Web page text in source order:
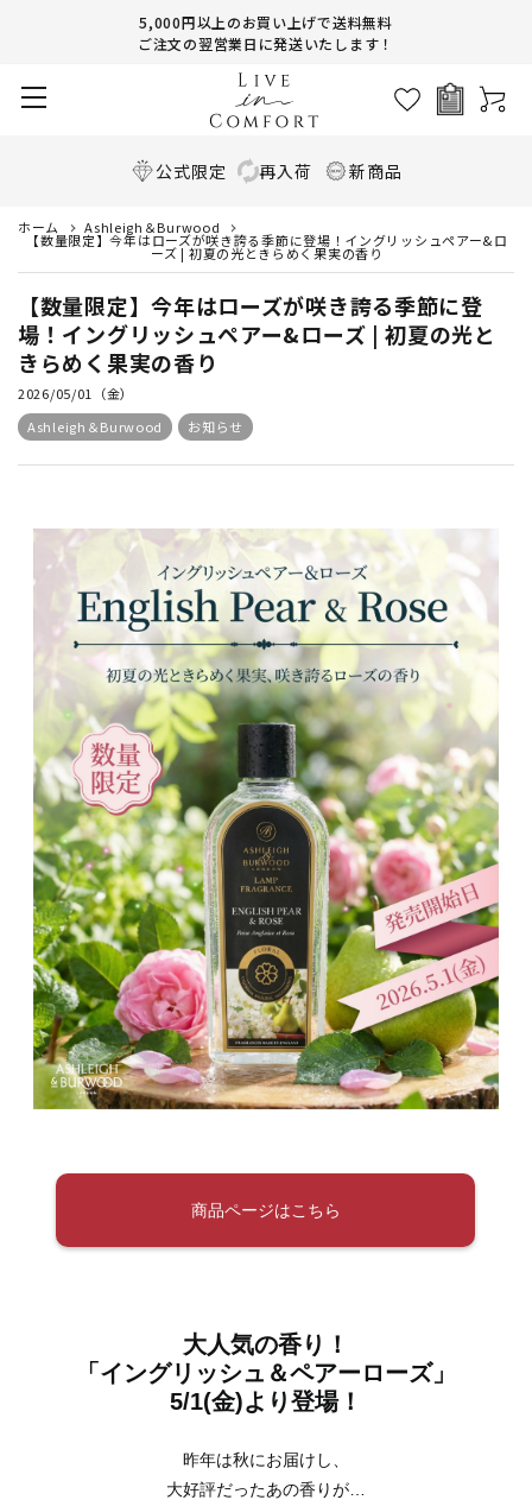
5,000円以上のお買い上げで送料無料
ご注文の翌営業日に発送いたします！
公式限定 再入荷 新商品
ホーム Ashleigh＆Burwood
【数量限定】今年はローズが咲き誇る季節に登場！イングリッシュペアー&ロ
ーズ | 初夏の光ときらめく果実の香り
【数量限定】今年はローズが咲き誇る季節に登
場！イングリッシュペアー&ローズ | 初夏の光と
きらめく果実の香り
2026/05/01（金）
Ashleigh＆Burwood
お知らせ
商品ページはこちら
大人気の香り！
「イングリッシュ＆ペアーローズ」
5/1(金)より登場！
昨年は秋にお届けし、
大好評だったあの香りが…